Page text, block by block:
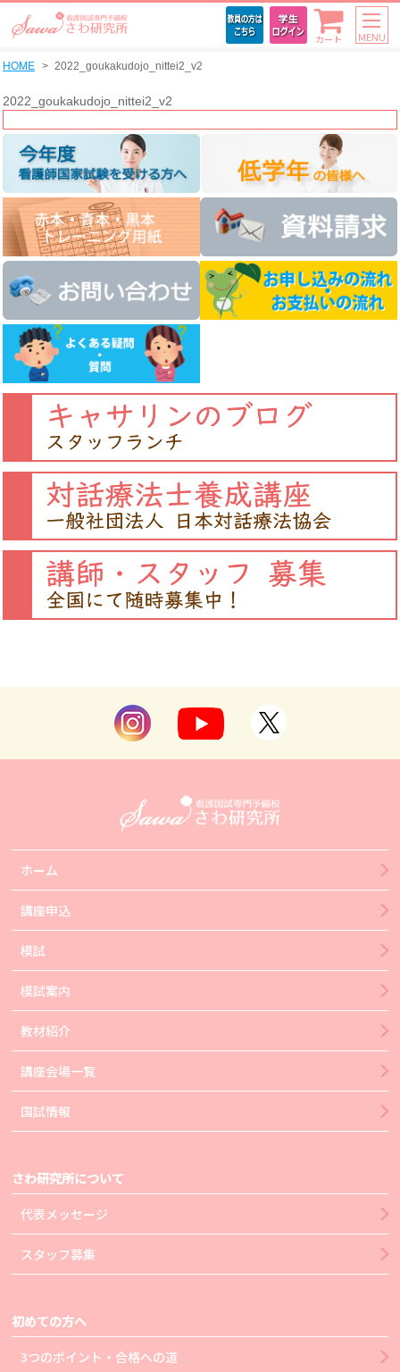
カート MENU
HOME 2022_goukakudojo_nittei2_v2
2022_goukakudojo_nittei2_v2
ホーム
講座申込
模試
模試案内
教材紹介
講座会場一覧
国試情報
さわ研究所について
代表メッセージ
スタッフ募集
初めての方へ
3つのポイント・合格への道